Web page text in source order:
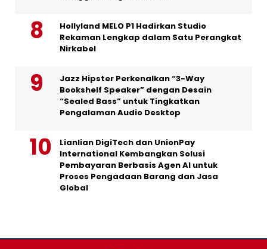
Hollyland MELO P1 Hadirkan Studio
Rekaman Lengkap dalam Satu Perangkat
Nirkabel
Jazz Hipster Perkenalkan “3-Way
Bookshelf Speaker” dengan Desain
“Sealed Bass” untuk Tingkatkan
Pengalaman Audio Desktop
Lianlian DigiTech dan UnionPay
International Kembangkan Solusi
Pembayaran Berbasis Agen AI untuk
Proses Pengadaan Barang dan Jasa
Global